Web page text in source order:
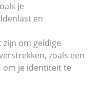
je
en
zijn om geldige
zoals een
je identiteit te